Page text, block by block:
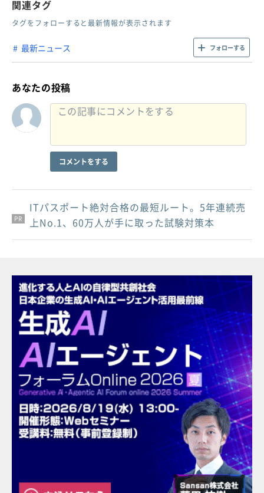
関連タグ
タグをフォローすると最新情報が表示されます
最新ニュース フォローする
あなたの投稿
コメントをする
PR
PR
PR
ITパスポート絶対合格の最短ルート。5年連続売
上No.1、60万人が手に取った試験対策本